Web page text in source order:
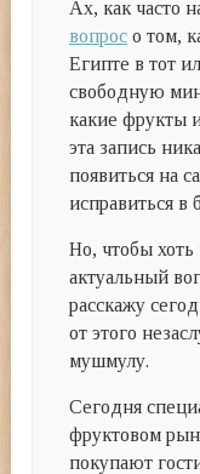
Ах, как часто
вопрос о том,
Египте в тот
свободную
какие фрукты
эта запись
появиться на
исправиться
Но, чтобы хоть
актуальный
расскажу
от этого
мушмулу.
Сегодня
фруктовом
покупают